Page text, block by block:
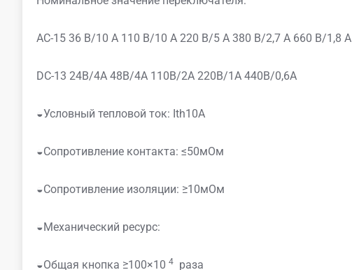
AC-15 36 В/10 А 110 В/10 А 220 В/5 А 380 В/2,7 А 660 В/1,8 А
DC-13 24В/4А 48В/4А 110В/2А 220В/1А 440В/0,6А
◒Условный тепловой ток: Ith10A
◒Сопротивление контакта: ≤50мОм
◒Сопротивление изоляции: ≥10мОм
◒Механический ресурс:
◒Общая кнопка ≥100×10 4 раза